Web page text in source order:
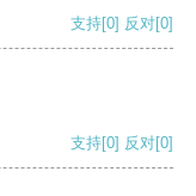
支持[0] 反对[0]
支持[0] 反对[0]